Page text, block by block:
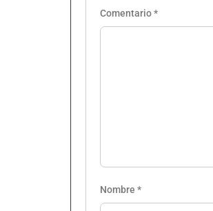
Comentario*
Nombre *